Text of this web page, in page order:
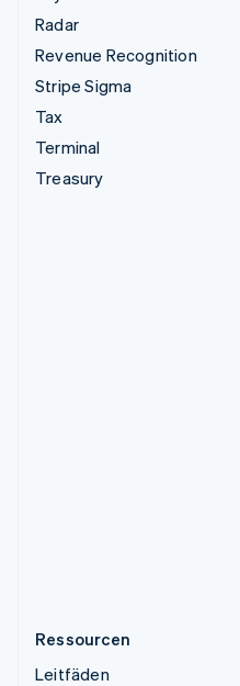
Radar
Revenue Recognition
Stripe Sigma
Tax
Terminal
Treasury
Ressourcen
Leitfäden